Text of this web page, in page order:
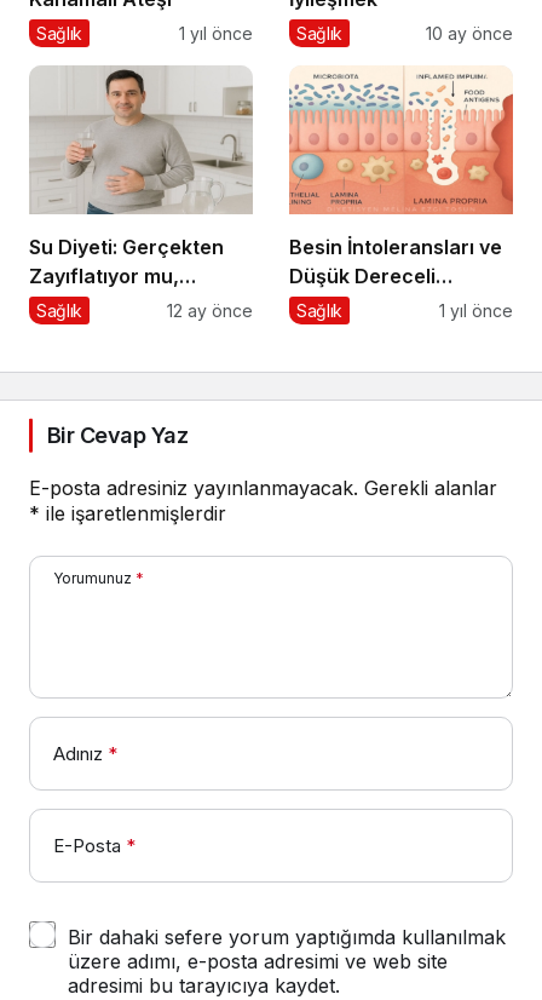
Sağlık 1 yıl önce Sağlık 10 ay önce
Su Diyeti: Gerçekten
Zayıflatıyor mu,
Sağlığa Zararları Ne?
Sağlık 12 ay önce
Besin İntoleransları ve
Düşük Dereceli
Enflamasyonun Kronik
Sağlık 1 yıl önce
Bir Cevap Yaz
E-posta adresiniz yayınlanmayacak. Gerekli alanlar
* ile işaretlenmişlerdir
Yorumunuz *
Adınız *
E-Posta *
Bir dahaki sefere yorum yaptığımda kullanılmak
üzere adımı, e-posta adresimi ve web site
adresimi bu tarayıcıya kaydet.